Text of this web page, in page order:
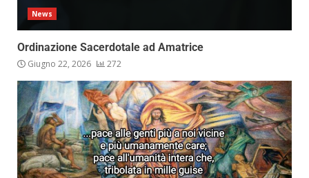
News
Ordinazione Sacerdotale ad Amatrice
Giugno 22, 2026 272